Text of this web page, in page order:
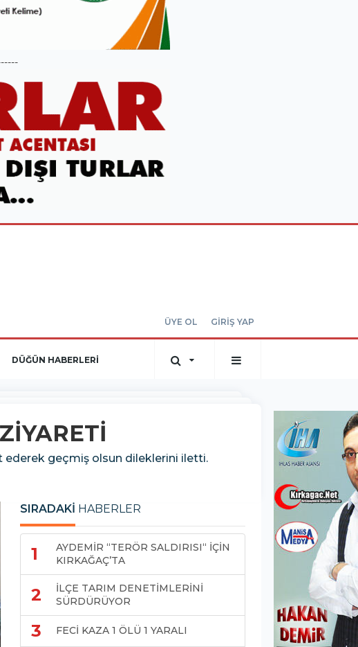
ÜYE OL GİRİŞ YAP
DÜĞÜN HABERLERİ
ederek geçmiş olsun dileklerini iletti.
SIRADAKİ HABERLER
1
AYDEMİR “TERÖR SALDIRISI“ İÇİN
KIRKAĞAÇ’TA
2
İLÇE TARIM DENETİMLERİNİ
SÜRDÜRÜYOR
3 FECİ KAZA 1 ÖLÜ 1 YARALI